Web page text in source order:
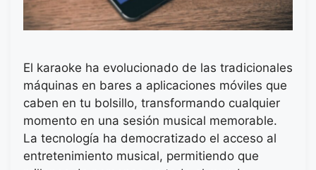
El karaoke ha evolucionado de las tradicionales
máquinas en bares a aplicaciones móviles que
caben en tu bolsillo, transformando cualquier
momento en una sesión musical memorable.
La tecnología ha democratizado el acceso al
entretenimiento musical, permitiendo que